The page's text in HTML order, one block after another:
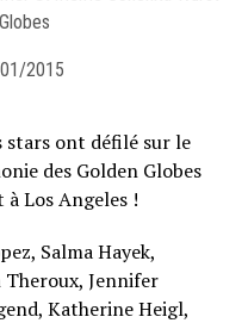
2015
stars ont défilé sur le
des Golden Globes
Los Angeles !
Salma Hayek,
Theroux, Jennifer
Katherine Heigl,